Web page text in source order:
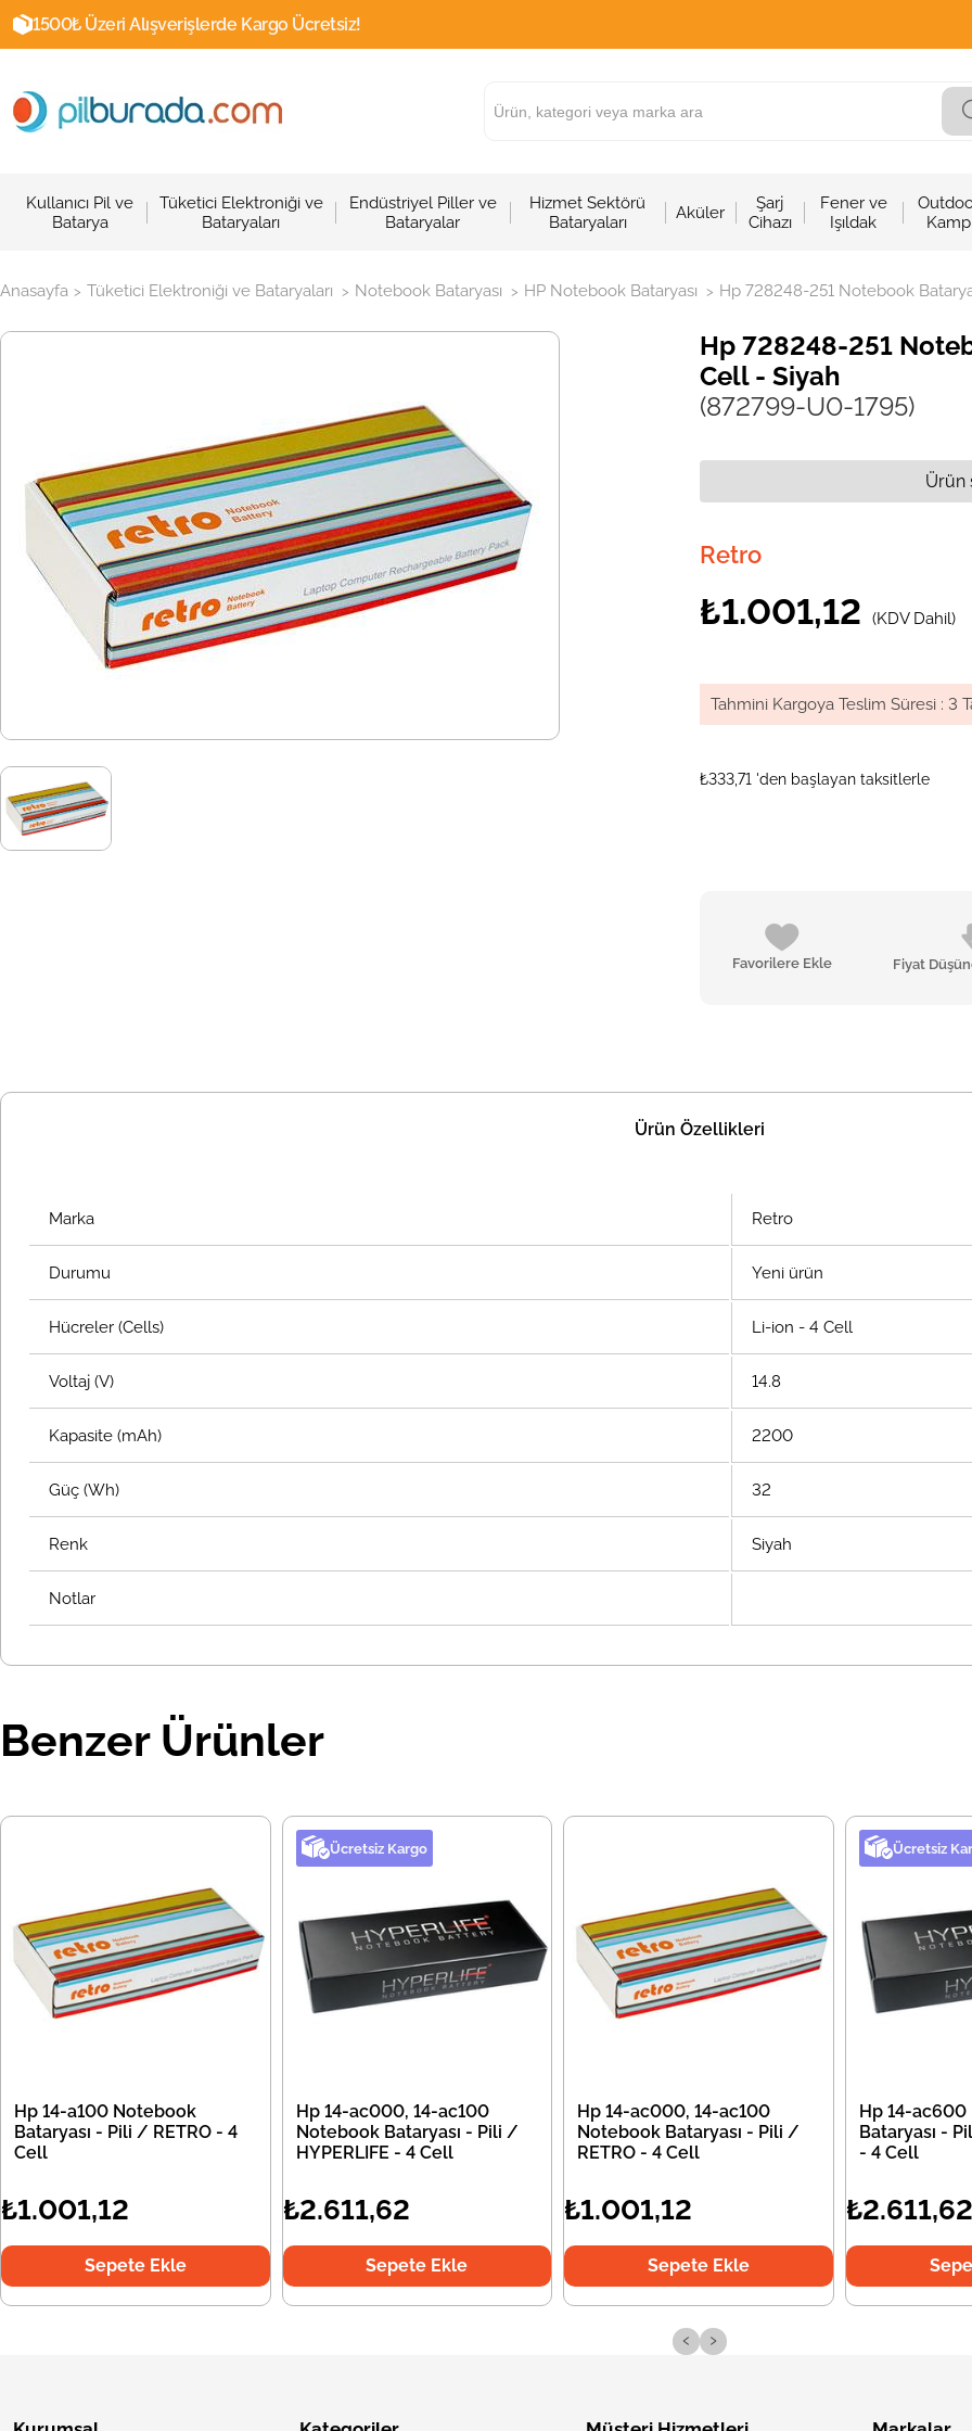
1500₺ Üzeri Alışverişlerde Kargo Ücretsiz!
Kullanıcı Pil ve
Batarya
Tüketici Elektroniği ve
Bataryaları
Endüstriyel Piller ve
Bataryalar
Hizmet Sektörü
Bataryaları
Aküler
Şarj
Cihazı
Fener ve
Işıldak
Kamp
Anasayfa > Tüketici Elektroniği ve Bataryaları > Notebook Bataryası > HP Notebook Bataryası > Hp 728248-251 Notebook
Hp 728248-251
Cell - Siyah
(872799-U0-1795)
Retro
₺1.001,12 (KDV Dahil)
Tahmini Kargoya Teslim Süresi : 3
₺333,71 'den başlayan taksitlerle
Favorilere Ekle Fiyat
Ürün
Ürün Özellikleri
Marka Retro
Durumu Yeni ürün
Hücreler (Cells) Li-ion - 4 Cell
Voltaj (V) 14.8
Kapasite (mAh) 2200
Güç (Wh) 32
Renk Siyah
Notlar
Benzer Ürünler
Hp 14-a100 Notebook
Bataryası - Pili / RETRO - 4
Cell
₺1.001,12
Sepete Ekle
Ücretsiz Kargo
Hp 14-ac000, 14-ac100
Notebook Bataryası - Pili /
HYPERLIFE - 4 Cell
₺2.611,62
Sepete Ekle
Hp 14-ac000, 14-ac100
Notebook Bataryası - Pili /
RETRO - 4 Cell
₺1.001,12
Sepete Ekle
Ücretsiz
Hp 14-
Bataryası -
- 4 Cell
₺2.611,62
‹ ›